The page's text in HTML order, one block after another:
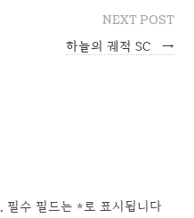
NEXT POST
하늘의 궤적 SC →
필수 필드는 *로 표시됩니다